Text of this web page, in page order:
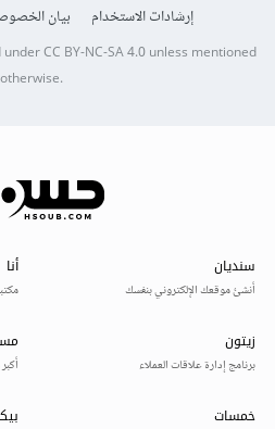
إرشادات الاستخدام
بيان
underCC BY-NC-SA 4.0unless mentioned
otherwise.